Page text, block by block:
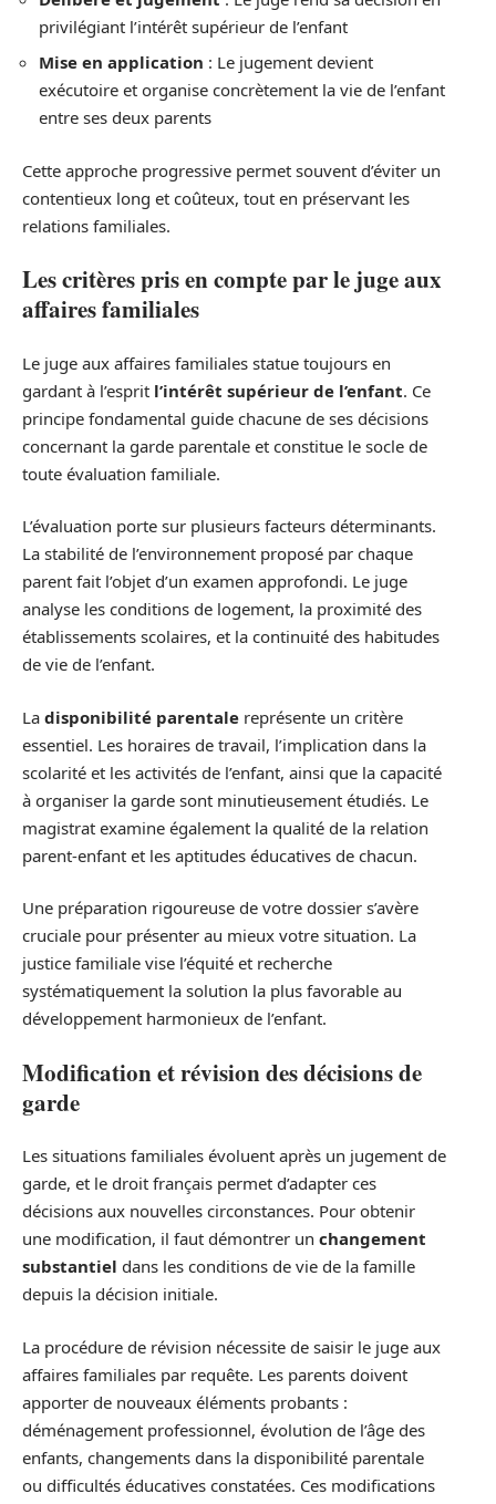
privilégiant l’intérêt supérieur de l’enfant
Mise en application : Le jugement devient
exécutoire et organise concrètement la vie de l’enfant
entre ses deux parents
Cette approche progressive permet souvent d’éviter un
contentieux long et coûteux, tout en préservant les
relations familiales.
Les critères pris en compte par le juge aux
affaires familiales
Le juge aux affaires familiales statue toujours en
gardant à l’esprit l’intérêt supérieur de l’enfant. Ce
principe fondamental guide chacune de ses décisions
concernant la garde parentale et constitue le socle de
toute évaluation familiale.
L’évaluation porte sur plusieurs facteurs déterminants.
La stabilité de l’environnement proposé par chaque
parent fait l’objet d’un examen approfondi. Le juge
analyse les conditions de logement, la proximité des
établissements scolaires, et la continuité des habitudes
de vie de l’enfant.
La disponibilité parentale représente un critère
essentiel. Les horaires de travail, l’implication dans la
scolarité et les activités de l’enfant, ainsi que la capacité
à organiser la garde sont minutieusement étudiés. Le
magistrat examine également la qualité de la relation
parent-enfant et les aptitudes éducatives de chacun.
Une préparation rigoureuse de votre dossier s’avère
cruciale pour présenter au mieux votre situation. La
justice familiale vise l’équité et recherche
systématiquement la solution la plus favorable au
développement harmonieux de l’enfant.
Modification et révision des décisions de
garde
Les situations familiales évoluent après un jugement de
garde, et le droit français permet d’adapter ces
décisions aux nouvelles circonstances. Pour obtenir
une modification, il faut démontrer un changement
substantiel dans les conditions de vie de la famille
depuis la décision initiale.
La procédure de révision nécessite de saisir le juge aux
affaires familiales par requête. Les parents doivent
apporter de nouveaux éléments probants :
déménagement professionnel, évolution de l’âge des
enfants, changements dans la disponibilité parentale
ou difficultés éducatives constatées. Ces modifications